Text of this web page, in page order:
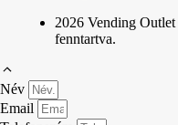
2026 Vending
fenntartva.
Név
Email